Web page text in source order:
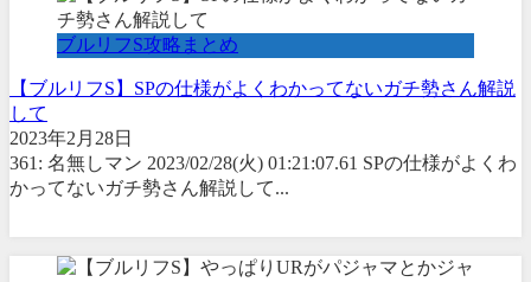
ブルリフS攻略まとめ
【ブルリフS】SPの仕様がよくわかってないガチ勢さん解説
して
2023年2月28日
361: 名無しマン 2023/02/28(火) 01:21:07.61 SPの仕様がよくわ
かってないガチ勢さん解説して...